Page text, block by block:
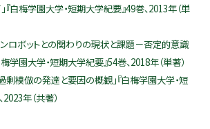
『白梅学園大学・短期大学紀要』49巻、2013年（単
ンロボットとの関わりの現状と課題－否定的意識
学園大学・短期大学紀要』54巻、2018年（単著）
剰模倣の発達と要因の概観」『白梅学園大学・短
年（共著）